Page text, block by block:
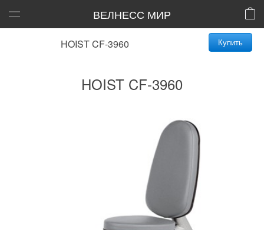
ВЕЛНЕСС МИР
HOIST CF-3960 Купить
HOIST CF-3960